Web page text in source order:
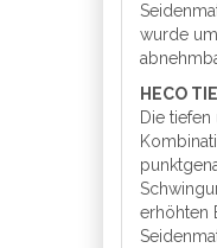
wurde
HECO
Die
erhöhten